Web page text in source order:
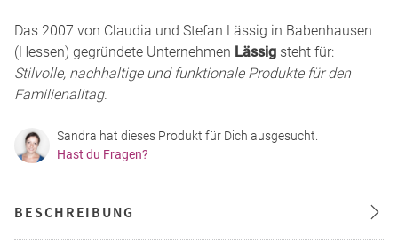
Das 2007 von Claudia und Stefan Lässig in Babenhausen
(Hessen) gegründete Unternehmen Lässig steht für:
Stilvolle, nachhaltige und funktionale Produkte für den
Familienalltag.
Sandra hat dieses Produkt für Dich ausgesucht.
Hast du Fragen?
BESCHREIBUNG